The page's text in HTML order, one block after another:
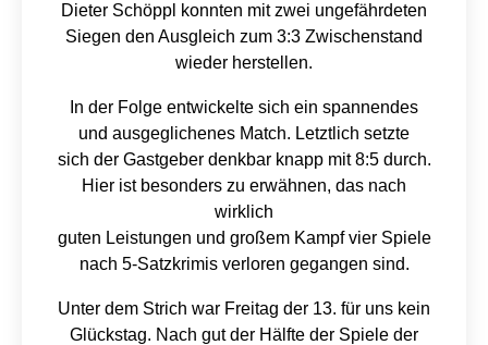
Dieter Schöppl konnten mit zwei ungefährdeten
Siegen den Ausgleich zum 3:3 Zwischenstand
wieder herstellen.
In der Folge entwickelte sich ein spannendes
und ausgeglichenes Match. Letztlich setzte
sich der Gastgeber denkbar knapp mit 8:5 durch.
Hier ist besonders zu erwähnen, das nach
wirklich
guten Leistungen und großem Kampf vier Spiele
nach 5-Satzkrimis verloren gegangen sind.
Unter dem Strich war Freitag der 13. für uns kein
Glückstag. Nach gut der Hälfte der Spiele der